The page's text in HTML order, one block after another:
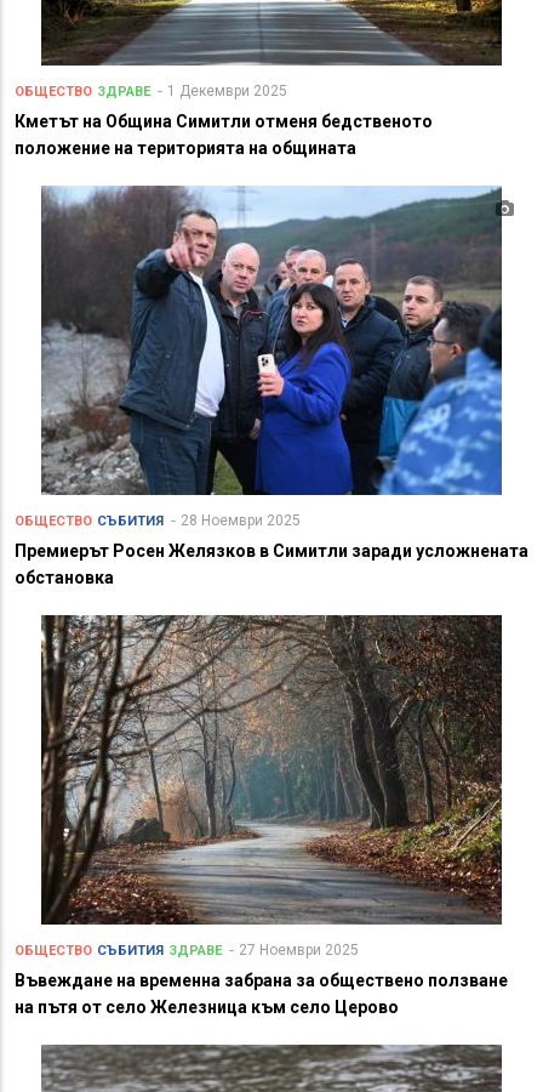
ОБЩЕСТВО ЗДРАВЕ 1 Декември 2025
Кметът на Община Симитли отменя бедственото
положение на територията на общината
ОБЩЕСТВО СЪБИТИЯ 28 Ноември 2025
Премиерът Росен Желязков в Симитли заради усложнената
обстановка
ОБЩЕСТВО СЪБИТИЯ ЗДРАВЕ 27 Ноември 2025
Въвеждане на временна забрана за обществено ползване
на пътя от село Железница към село Церово